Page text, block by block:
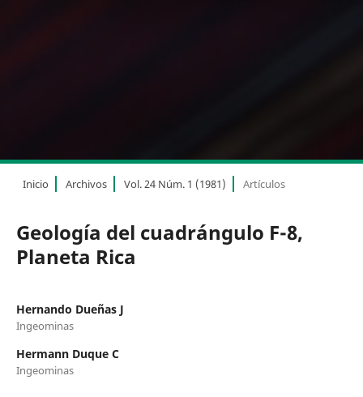
Inicio Archivos Vol. 24 Núm. 1 (1981) Artículos
Geología del cuadrángulo F-8,
Planeta Rica
Hernando Dueñas J
Ingeominas
Hermann Duque C
Ingeominas